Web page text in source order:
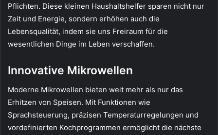
Pflichten. Diese kleinen Haushaltshelfer sparen nicht nur
Zeit und Energie, sondern erhöhen auch die
Lebensqualität, indem sie uns Freiraum für die
wesentlichen Dinge im Leben verschaffen.
Innovative Mikrowellen
Moderne Mikrowellen bieten weit mehr als nur das
Erhitzen von Speisen. Mit Funktionen wie
Sprachsteuerung, präzisen Temperaturregelungen und
vordefinierten Kochprogrammen ermöglicht die nächste